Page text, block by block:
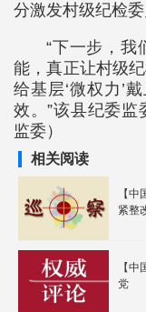
分激发村级纪检委
“下一步，我
能，真正让村级
给基层‘微权力’
效。”该县纪委
监委）
相关阅读
【
紧整
【
党